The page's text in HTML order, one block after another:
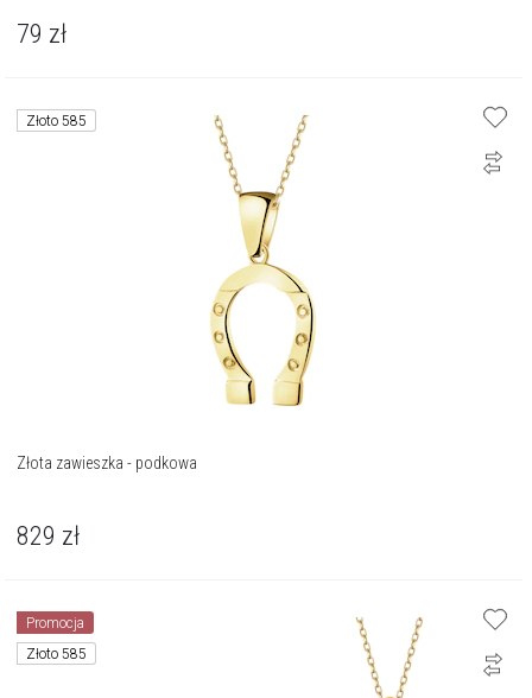
79 zł
Złoto 585
Złota zawieszka - podkowa
829 zł
Promocja
Złoto 585